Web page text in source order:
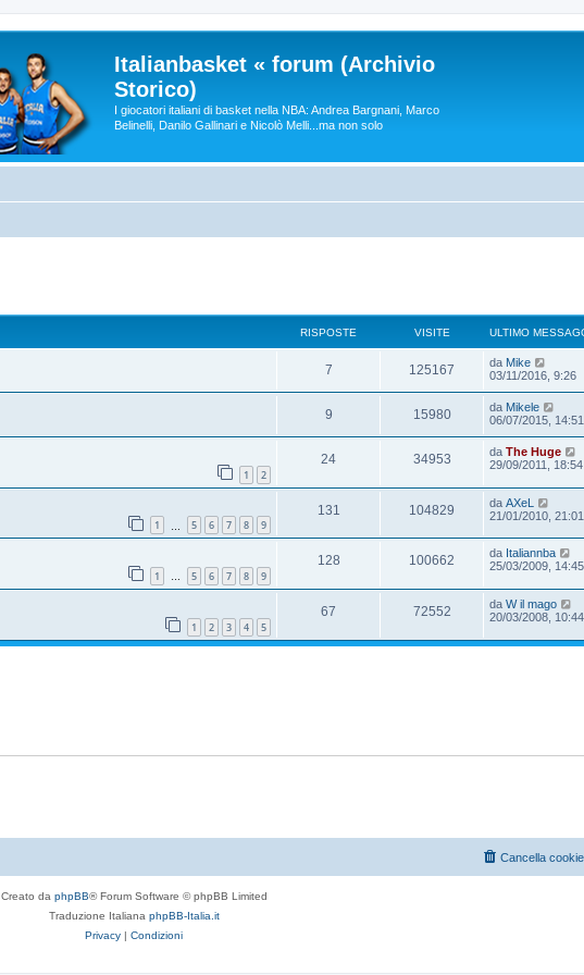
Italianbasket « forum (Archivio
Storico)
I giocatori italiani di basket nella NBA: Andrea Bargnani, Marco
Belinelli, Danilo Gallinari e Nicolò Melli...ma non solo
RISPOSTE VISITE ULTIMO
7 125167 da Mike
03/11/2016, 9:26
9 15980 da Mikele
06/07/2015, 14:51
1 2
24 34953 da The Huge
29/09/2011, 18:54
1 5 6 7 8 9
131 104829 da AXeL
21/01/2010, 21:01
1 … 5 6 7 8 9
128 100662 da Italiannba
25/03/2009, 14:45
1 2 3 4 5
67 72552 da W il mago
20/03/2008, 10:44
Cancella cookie
Creato da phpBB® Forum Software © phpBB Limited
Traduzione Italiana phpBB-Italia.it
Privacy | Condizioni